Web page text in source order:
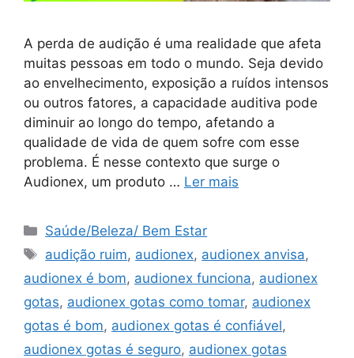
A perda de audição é uma realidade que afeta
muitas pessoas em todo o mundo. Seja devido
ao envelhecimento, exposição a ruídos intensos
ou outros fatores, a capacidade auditiva pode
diminuir ao longo do tempo, afetando a
qualidade de vida de quem sofre com esse
problema. É nesse contexto que surge o
Audionex, um produto … Ler mais
Categorias
Saúde/Beleza/ Bem Estar
Tags
audição ruim, audionex, audionex anvisa,
audionex é bom, audionex funciona, audionex
gotas, audionex gotas como tomar, audionex
gotas é bom, audionex gotas é confiável,
audionex gotas é seguro, audionex gotas